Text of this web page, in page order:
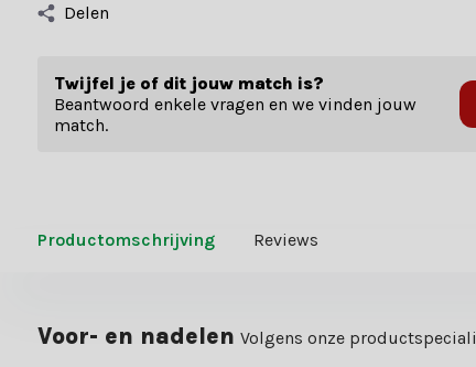
Delen
Twijfel je of dit jouw match is?
Beantwoord enkele vragen en we vinden jouw
match.
Productomschrijving Reviews
Voor- en nadelen Volgens onze